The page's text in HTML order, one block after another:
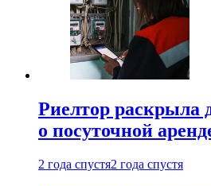
Риелтор раскрыла
о посуточной
2 года спустя2 года спустя